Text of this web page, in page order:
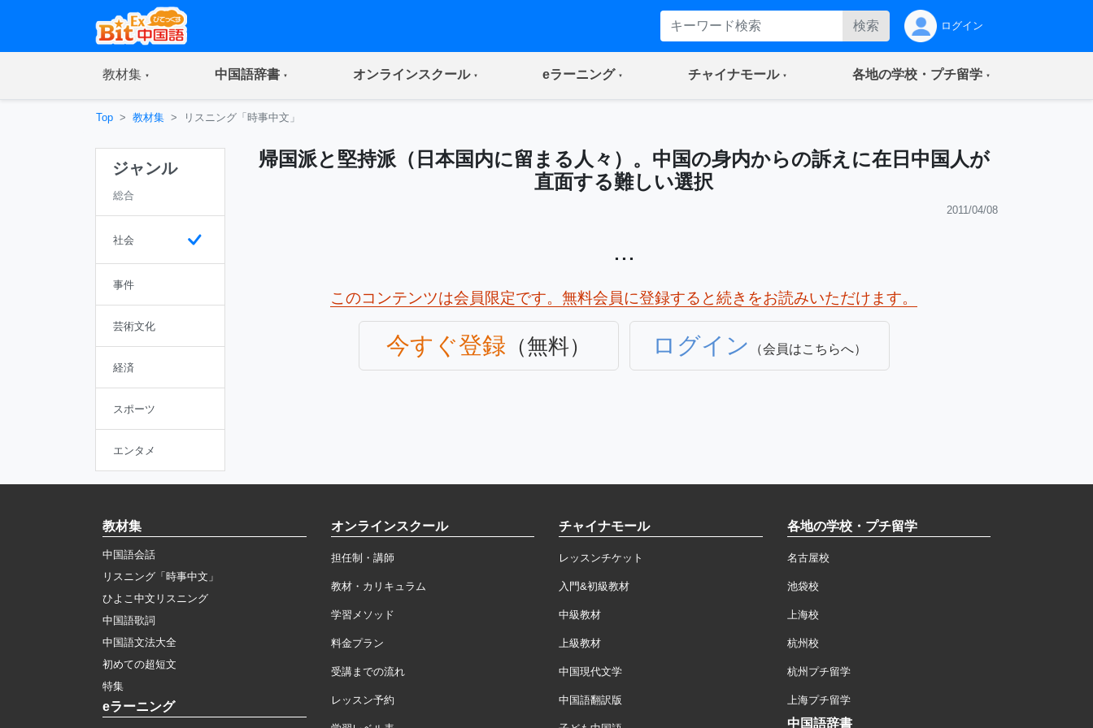
検索 ログイン
教材集(current) 中国語辞書(current) オンラインスクール(current) eラーニング(current) チャイナモール(current) 各地の学校・プチ留学(current)
Top 教材集 リスニング「時事中文」
ジャンル
総合
社会
事件
芸術文化
経済
スポーツ
エンタメ
帰国派と堅持派（日本国内に留まる人々）。中国の身内からの訴えに在日中国人が
直面する難しい選択
2011/04/08
...
このコンテンツは会員限定です。無料会員に登録すると続きをお読みいただけます。
今すぐ登録 （無料） ログイン （会員はこちらへ）
教材集
中国語会話
リスニング「時事中文」
ひよこ中文リスニング
中国語歌詞
中国語文法大全
初めての超短文
特集
eラーニング
オンラインスクール
担任制・講師
教材・カリキュラム
学習メソッド
料金プラン
受講までの流れ
レッスン予約
チャイナモール
レッスンチケット
入門&初級教材
中級教材
上級教材
中国現代文学
中国語翻訳版
各地の学校・プチ留学
名古屋校
池袋校
上海校
杭州校
杭州プチ留学
上海プチ留学
中国語辞書